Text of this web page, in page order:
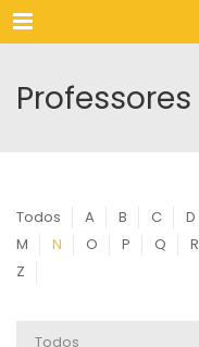
Menu
Professores
Todos A B C D
M
N O P Q R
Z